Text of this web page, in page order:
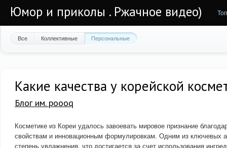
Юмор и приколы . Ржачное видео)
Все Коллективные Персональные
Какие качества у корейской
Блог им. poooq
Косметике из Кореи удалось завоевать мировое признание
свойствам и инновационным формулировкам. Одним из ключевых
степень увлажнения, что достигается за счет использования